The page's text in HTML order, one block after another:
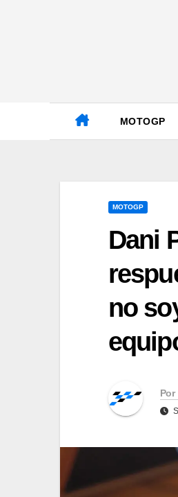
MOTOGP
MOTOGP
Dani
no
Por